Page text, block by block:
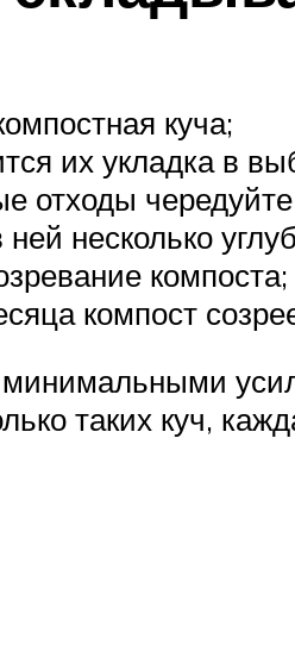
куча;
их укладка в
отходы
несколько
компоста;
компост
таких куч,